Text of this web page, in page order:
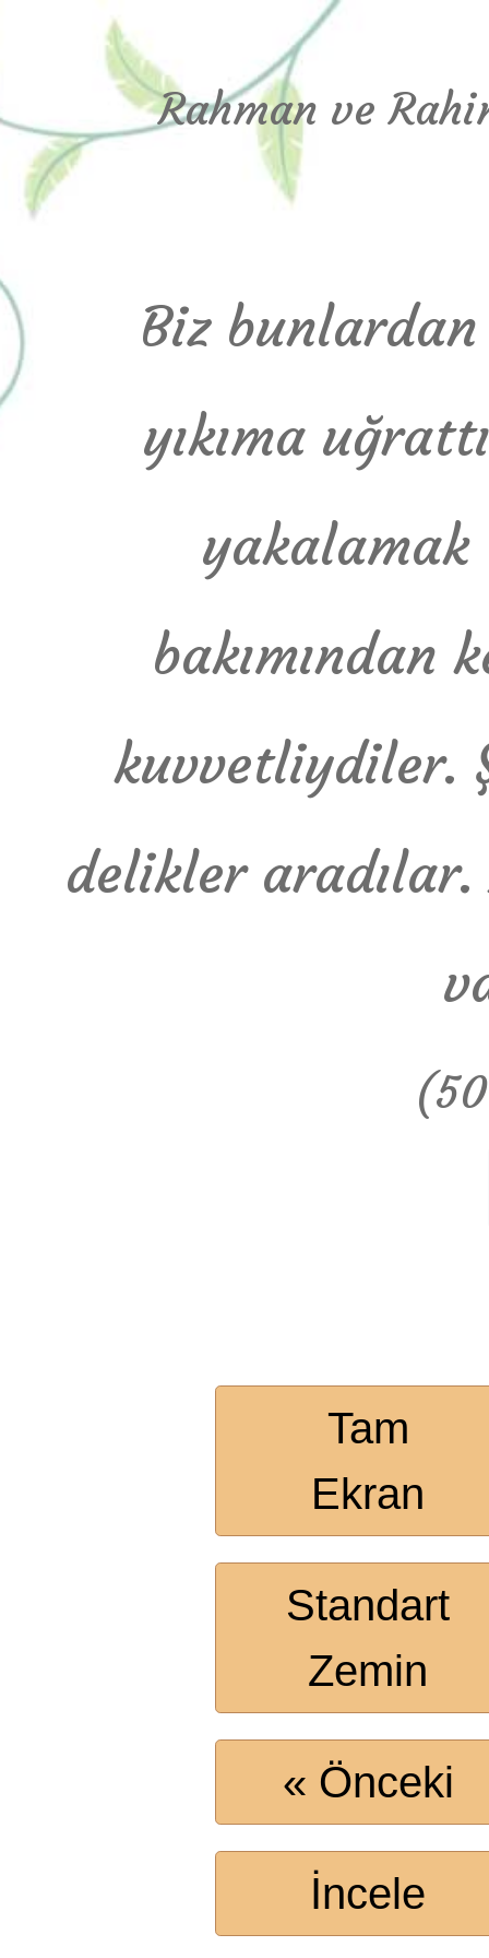
Rahman ve
Biz
yıkıma
yakalamak
bakımından
kuvvetliydiler.
delikler
Tam
Ekran
Standart
Zemin
« Önceki
İncele